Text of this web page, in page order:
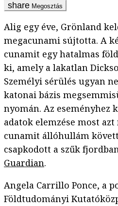
Megosztás
Alig egy éve, Grönland
megacunami sújtotta. A
cunamit egy hatalmas
ki, amely a lakatlan
Személyi sérülés ugyan
katonai bázis
nyomán. Az eseményhez
adatok elemzése most
cunamit állóhullám
csapkodott a szűk
Guardian.
Angela Carrillo Ponce, a
Földtudományi